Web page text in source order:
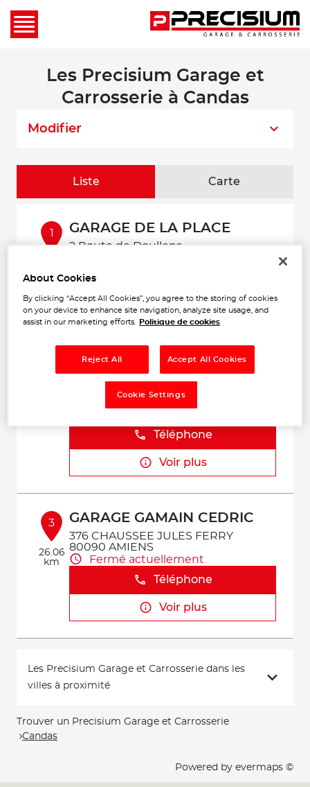
Les Precisium Garage et
Carrosserie à Candas
Modifier
Liste Carte
1 GARAGE DE LA PLACE
2 Route de Doullens
Voir plus
MD AUTO
13 porte de Doullens
80600 BEAUQUESNE
Téléphone
Voir plus
3
26.06
km
GARAGE GAMAIN CEDRIC
376 CHAUSSEE JULES FERRY
80090 AMIENS
Fermé actuellement
Téléphone
Voir plus
Les Precisium Garage et Carrosserie dans les
villes à proximité
Trouver un Precisium Garage et Carrosserie
Candas
Powered by evermaps ©
About Cookies
By clicking “Accept All Cookies”, you agree to the storing of cookies
on your device to enhance site navigation, analyze site usage, and
assist in our marketing efforts.
Politique de cookies
Reject All Accept All Cookies
Cookie Settings